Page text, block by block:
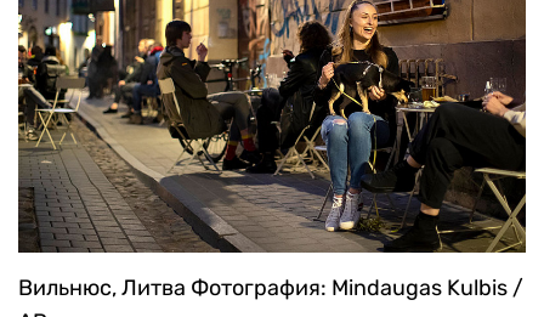
Вильнюс, Литва Фотография: Mindaugas Kulbis /